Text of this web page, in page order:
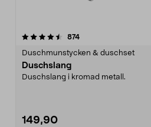
874recensioner
Duschmunstycken & duschset
Duschslang
Duschslang i kromad metall.
149,90